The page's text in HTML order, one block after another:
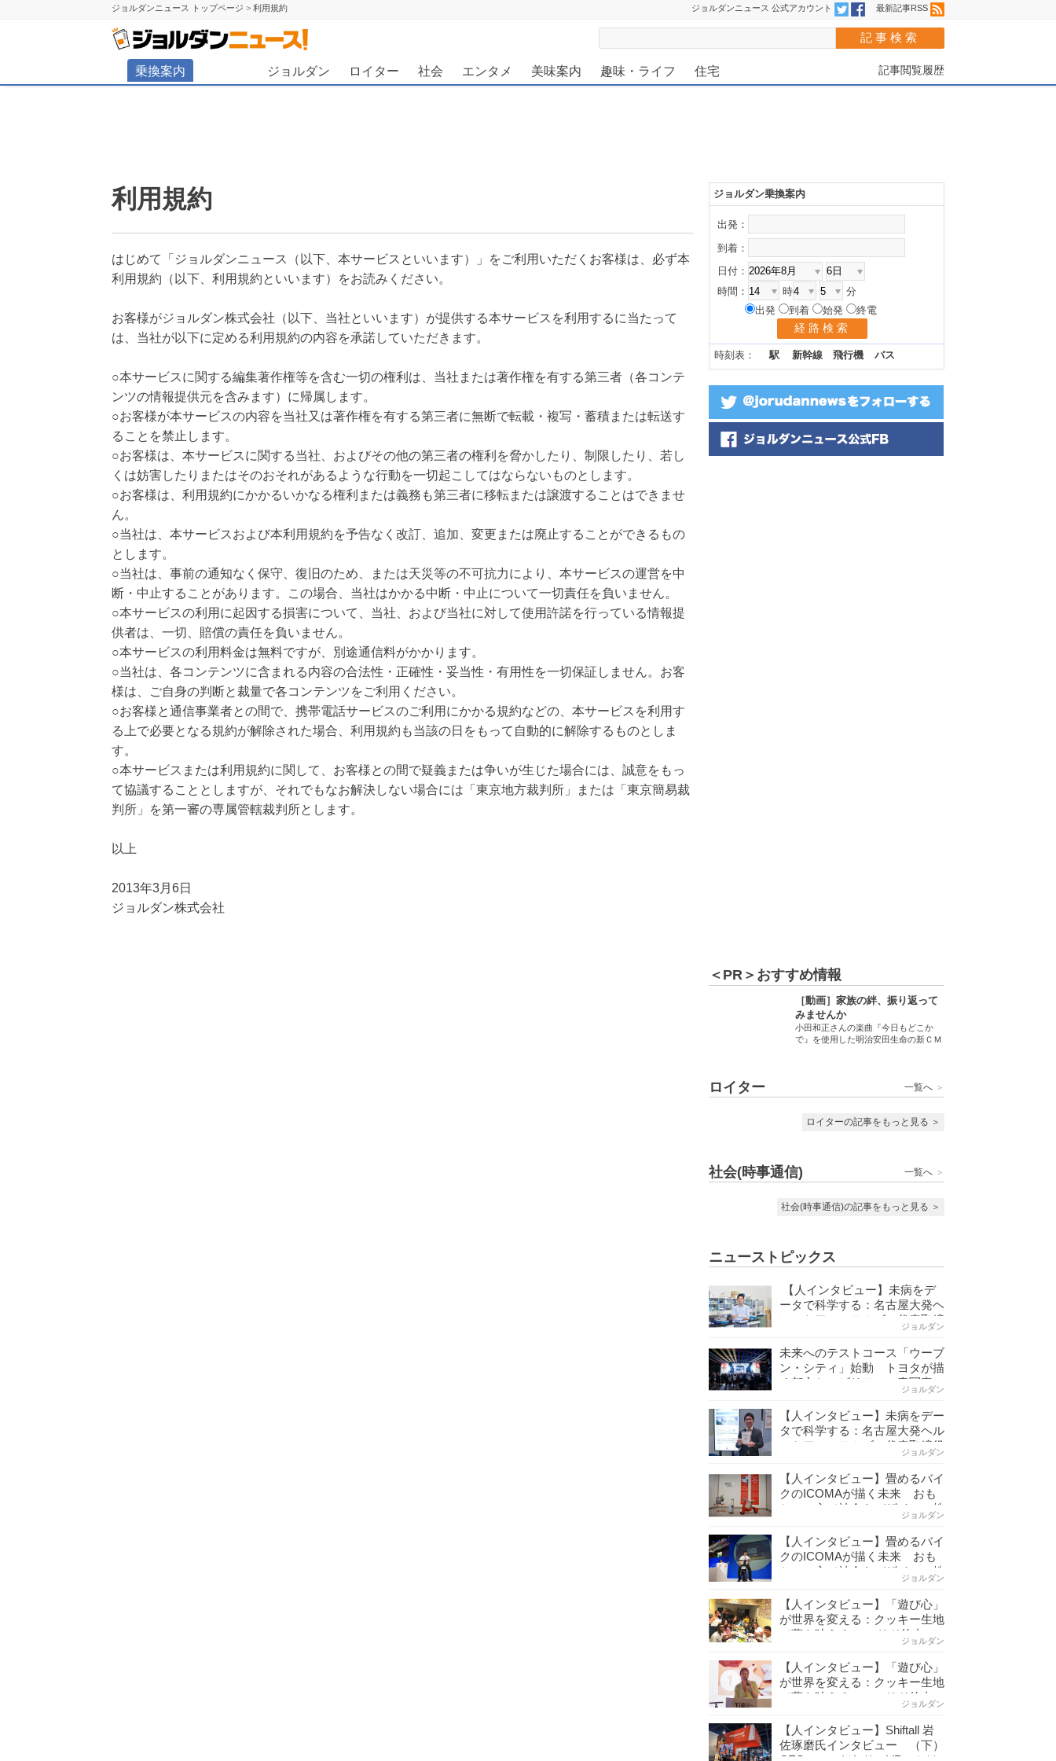
ジョルダンニュース トップページ > 利用規約 ジョルダンニュース 公式アカウント 最新記事RSS
乗換案内 ジョルダン ロイター 社会 エンタメ 美味案内 趣味・ライフ 住宅 記事閲覧履歴
利用規約
はじめて「ジョルダンニュース（以下、本サービスといいます）」をご利用いただくお客様は、必ず本
利用規約（以下、利用規約といいます）をお読みください。
お客様がジョルダン株式会社（以下、当社といいます）が提供する本サービスを利用するに当たって
は、当社が以下に定める利用規約の内容を承諾していただきます。
○本サービスに関する編集著作権等を含む一切の権利は、当社または著作権を有する第三者（各コンテ
ンツの情報提供元を含みます）に帰属します。
○お客様が本サービスの内容を当社又は著作権を有する第三者に無断で転載・複写・蓄積または転送す
ることを禁止します。
○お客様は、本サービスに関する当社、およびその他の第三者の権利を脅かしたり、制限したり、若し
くは妨害したりまたはそのおそれがあるような行動を一切起こしてはならないものとします。
○お客様は、利用規約にかかるいかなる権利または義務も第三者に移転または譲渡することはできませ
ん。
○当社は、本サービスおよび本利用規約を予告なく改訂、追加、変更または廃止することができるもの
とします。
○当社は、事前の通知なく保守、復旧のため、または天災等の不可抗力により、本サービスの運営を中
断・中止することがあります。この場合、当社はかかる中断・中止について一切責任を負いません。
○本サービスの利用に起因する損害について、当社、および当社に対して使用許諾を行っている情報提
供者は、一切、賠償の責任を負いません。
○本サービスの利用料金は無料ですが、別途通信料がかかります。
○当社は、各コンテンツに含まれる内容の合法性・正確性・妥当性・有用性を一切保証しません。お客
様は、ご自身の判断と裁量で各コンテンツをご利用ください。
○お客様と通信事業者との間で、携帯電話サービスのご利用にかかる規約などの、本サービスを利用す
る上で必要となる規約が解除された場合、利用規約も当該の日をもって自動的に解除するものとしま
す。
○本サービスまたは利用規約に関して、お客様との間で疑義または争いが生じた場合には、誠意をもっ
て協議することとしますが、それでもなお解決しない場合には「東京地方裁判所」または「東京簡易裁
判所」を第一審の専属管轄裁判所とします。
以上
2013年3月6日
ジョルダン株式会社
ジョルダン乗換案内
出発：
到着：
日付：
時間：
時
分
出発
到着 始発 終電
時刻表： 駅 新幹線 飛行機 バス
＜PR＞おすすめ情報
［動画］家族の絆、振り返って
みませんか
小田和正さんの楽曲『今日もどこか
で』を使用した明治安田生命の新ＣＭ
ロイター 一覧へ ＞
ロイターの記事をもっと見る ＞
社会(時事通信) 一覧へ ＞
社会(時事通信)の記事をもっと見る ＞
ニューストピックス
【人インタビュー】未病をデ
ータで科学する：名古屋大発ヘ
ルスケアシステムズの代表取締
役社長・瀧本陽介 【下】「人
生80年の暇つぶし」を着実
に：理系ニートが挑むヘルスケ
ア標準化と海外戦略
ジョルダン
未来へのテストコース「ウーブ
ン・シティ」始動 トヨタが描
く都市とモビリティの青写真
ジョルダン
【人インタビュー】未病をデー
タで科学する：名古屋大発ヘル
スケアシステムズの代表取締役
社長・瀧本陽介 郵送検査で挑
む健康の未来
ジョルダン
【人インタビュー】畳めるバイ
クのICOMAが描く未来 おも
ちゃの心で社会をデザイン：株
式会社ICOMAの代表取締役・
生駒崇光 （下）おもちゃで社
会を変える、「トイボックス」
というデザインメソッド
ジョルダン
【人インタビュー】畳めるバイ
クのICOMAが描く未来 おも
ちゃの心で社会をデザイン：株
式会社ICOMAの代表取締役・
生駒崇光 （上）「変形」に魅
せられたデザイナーの軌跡
ジョルダン
【人インタビュー】「遊び心」
が世界を変える：クッキー生地
で夢を叶える コロリド竹内ひ
とみ（下） 起業は「影響力」
のため。愛と笑いの子育て哲学
ジョルダン
【人インタビュー】「遊び心」
が世界を変える：クッキー生地
で夢を叶える コロリド竹内ひ
とみ（上） クッキー生地に込
めた「誰でもできる」という哲
学
ジョルダン
【人インタビュー】Shiftall 岩
佐琢磨氏インタビュー （下）